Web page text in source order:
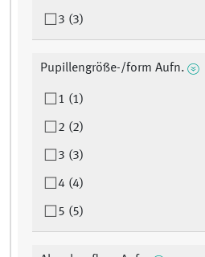
3 (3)
Pupillengröße-/form Aufn.
1 (1)
2 (2)
3 (3)
4 (4)
5 (5)